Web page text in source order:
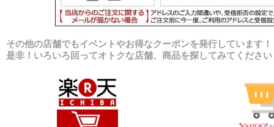
その他の店舗でもイベントやお得なクーポンを発行しています！
是非！いろいろ回ってオトクな店舗、商品を探してみてくださ